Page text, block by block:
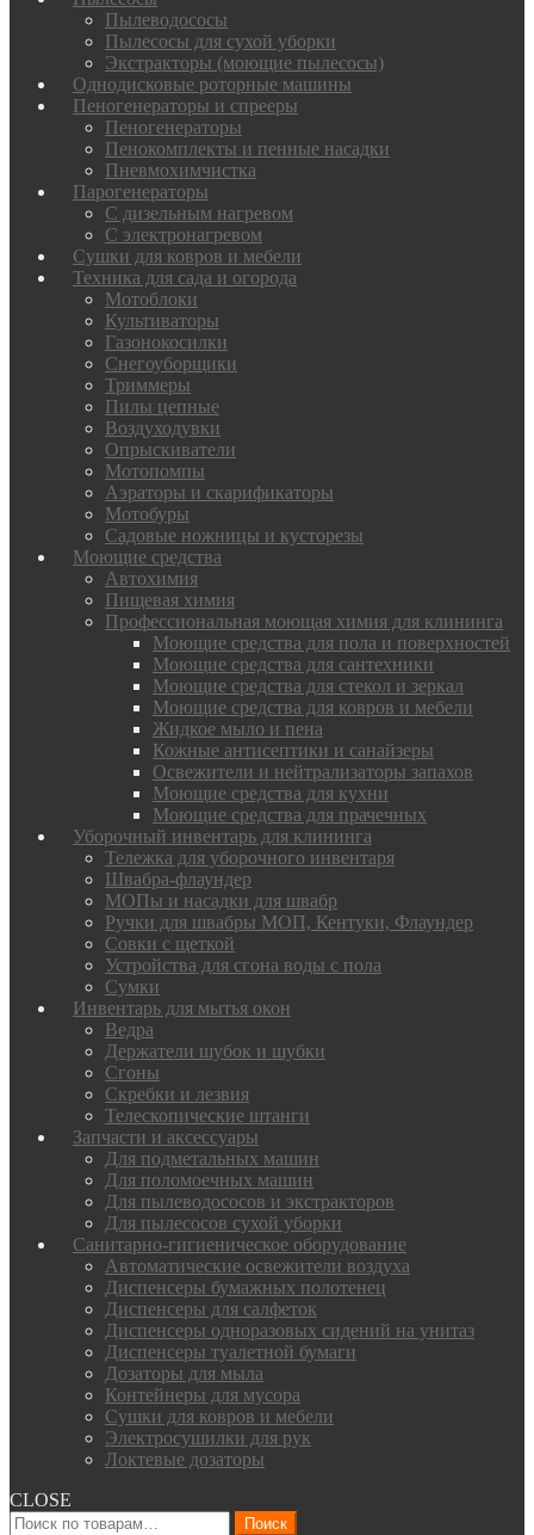
Пылеводососы
Пылесосы для сухой уборки
Экстракторы (моющие пылесосы)
Однодисковые роторные машины
Пеногенераторы и спрееры
Пеногенераторы
Пенокомплекты и пенные насадки
Пневмохимчистка
Парогенераторы
С дизельным нагревом
С электронагревом
Сушки для ковров и мебели
Техника для сада и огорода
Мотоблоки
Культиваторы
Газонокосилки
Снегоуборщики
Триммеры
Пилы цепные
Воздуходувки
Опрыскиватели
Мотопомпы
Аэраторы и скарификаторы
Мотобуры
Садовые ножницы и кусторезы
Моющие средства
Автохимия
Пищевая химия
Профессиональная моющая химия для клининга
Моющие средства для пола и поверхностей
Моющие средства для сантехники
Моющие средства для стекол и зеркал
Моющие средства для ковров и мебели
Жидкое мыло и пена
Кожные антисептики и санайзеры
Освежители и нейтрализаторы запахов
Моющие средства для кухни
Моющие средства для прачечных
Уборочный инвентарь для клининга
Тележка для уборочного инвентаря
Швабра-флаундер
МОПы и насадки для швабр
Ручки для швабры МОП, Кентуки, Флаундер
Совки с щеткой
Устройства для сгона воды с пола
Сумки
Инвентарь для мытья окон
Ведра
Держатели шубок и шубки
Сгоны
Скребки и лезвия
Телескопические штанги
Запчасти и аксессуары
Для подметальных машин
Для поломоечных машин
Для пылеводососов и экстракторов
Для пылесосов сухой уборки
Санитарно-гигиеническое оборудование
Автоматические освежители воздуха
Диспенсеры бумажных полотенец
Диспенсеры для салфеток
Диспенсеры одноразовых сидений на унитаз
Диспенсеры туалетной бумаги
Дозаторы для мыла
Контейнеры для мусора
Сушки для ковров и мебели
Электросушилки для рук
Локтевые дозаторы
CLOSE
Искать:
Поиск